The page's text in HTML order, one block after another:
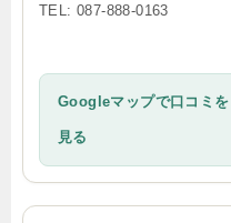
TEL: 087-888-0163
Googleマップで口コミを
見る